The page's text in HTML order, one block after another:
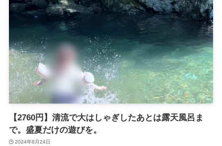
【2760円】清流で大はしゃぎしたあとは露天風呂ま
で。盛夏だけの遊びを。
2024年8月24日